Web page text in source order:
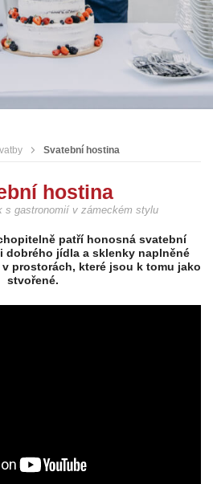
Svatební hostina
hostina
s gastronomií v zámeckém stylu
patří honosná svatební
dobrého jídla a sklenky naplněné
prostorách, které jsou k tomu jako
stvořené.